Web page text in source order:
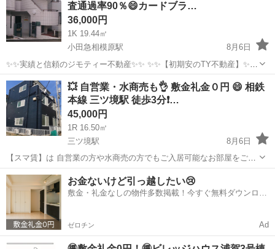
査通過率90％😄カードブラ…
36,000円
1K 19.44㎡
小田急相模原駅
8月6日
✨✨実績と信頼のジモティー不動産✨✨ ✨✨【初期安のTY不動産】✨✨
-------------------------------------------- ✅ すべての物件が敷金なし・礼金なし
✅ ほぼ全ての...
神奈川 相模原市 小田急相模原駅 マンション 物件
💥 自営業・水商売も👌 敷金礼金０円 😄 相鉄
本線 三ツ境駅 徒歩3分❗…
45,000円
1R 16.50㎡
三ツ境駅
8月6日
【スマ賃】は 自営業の方や水商売の方でもご入居可能なお部屋をご紹
介させて頂いております✨ 他社で審査に通過されなかったお客様も、
是非一度ご相談ください。 業界経験豊富な担当がお客様に親身になっ
てお部屋探しをさせて頂きま...
神奈川 横浜市 三ツ境駅 マンション 物件
お金ないけど引っ越したい😢
敷金・礼金なしの物件多数掲載！今すぐ無料ダウンロー
ゼロチン Ad